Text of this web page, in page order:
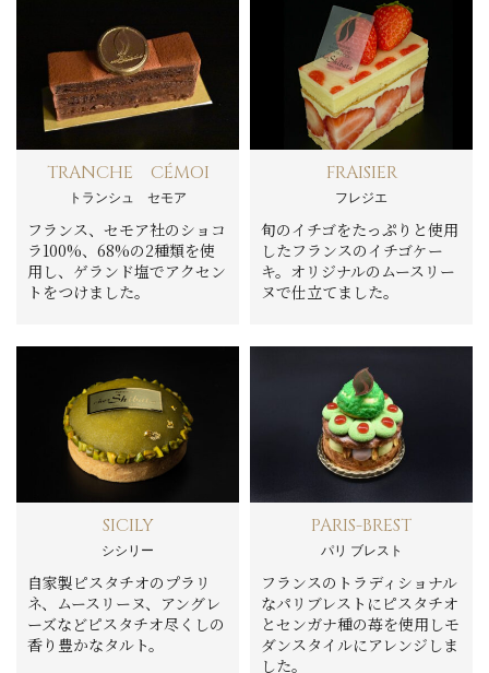
TRANCHE CÉMOI
トランシュ セモア
フランス、セモア社のショコ
ラ100%、68%の2種類を使
用し、ゲランド塩でアクセン
トをつけました。
FRAISIER
フレジエ
旬のイチゴをたっぷりと使用
したフランスのイチゴケー
キ。オリジナルのムースリー
ヌで仕立てました。
SICILY
シシリー
自家製ピスタチオのプラリ
ネ、ムースリーヌ、アングレ
ーズなどピスタチオ尽くしの
香り豊かなタルト。
PARIS-BREST
パリ ブレスト
フランスのトラディショナル
なパリブレストにピスタチオ
とセンガナ種の苺を使用しモ
ダンスタイルにアレンジしま
した。